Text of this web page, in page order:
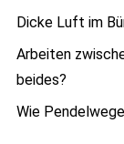
Dicke Luft im
Arbeiten
beides?
Wie